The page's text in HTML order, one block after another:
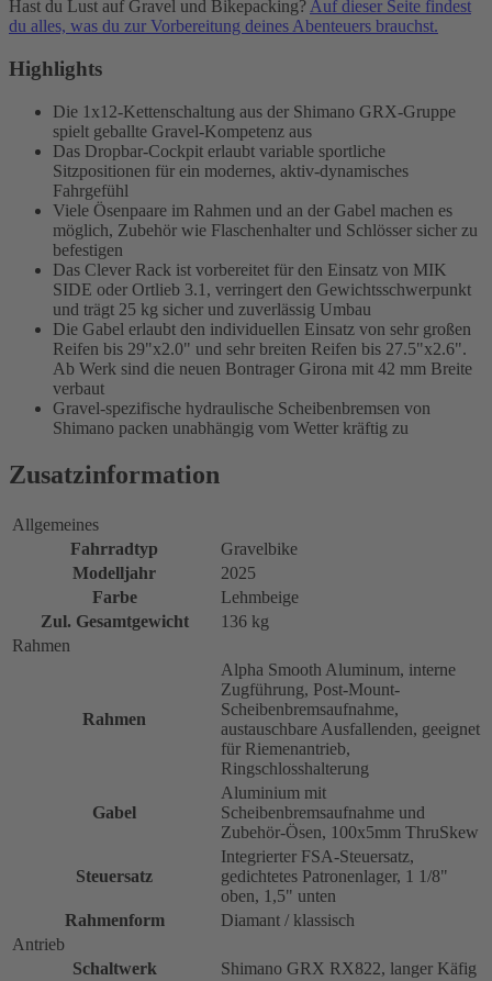
Hast du Lust auf Gravel und Bikepacking? Auf dieser Seite findest
du alles, was du zur Vorbereitung deines Abenteuers brauchst.
Highlights
Die 1x12-Kettenschaltung aus der Shimano GRX-Gruppe
spielt geballte Gravel-Kompetenz aus
Das Dropbar-Cockpit erlaubt variable sportliche
Sitzpositionen für ein modernes, aktiv-dynamisches
Fahrgefühl
Viele Ösenpaare im Rahmen und an der Gabel machen es
möglich, Zubehör wie Flaschenhalter und Schlösser sicher zu
befestigen
Das Clever Rack ist vorbereitet für den Einsatz von MIK
SIDE oder Ortlieb 3.1, verringert den Gewichtsschwerpunkt
und trägt 25 kg sicher und zuverlässig Umbau
Die Gabel erlaubt den individuellen Einsatz von sehr großen
Reifen bis 29"x2.0" und sehr breiten Reifen bis 27.5"x2.6".
Ab Werk sind die neuen Bontrager Girona mit 42 mm Breite
verbaut
Gravel-spezifische hydraulische Scheibenbremsen von
Shimano packen unabhängig vom Wetter kräftig zu
Zusatzinformation
Allgemeines
Fahrradtyp
Gravelbike
Modelljahr
2025
Farbe
Lehmbeige
Zul. Gesamtgewicht
136 kg
Rahmen
Rahmen
Alpha Smooth Aluminum, interne
Zugführung, Post-Mount-
Scheibenbremsaufnahme,
austauschbare Ausfallenden, geeignet
für Riemenantrieb,
Ringschlosshalterung
Gabel
Aluminium mit
Scheibenbremsaufnahme und
Zubehör-Ösen, 100x5mm ThruSkew
Steuersatz
Integrierter FSA-Steuersatz,
gedichtetes Patronenlager, 1 1/8"
oben, 1,5" unten
Rahmenform
Diamant / klassisch
Antrieb
Schaltwerk
Shimano GRX RX822, langer Käfig